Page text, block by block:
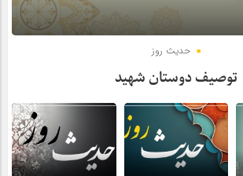
حدیث روز
توصیف دوستان شهید